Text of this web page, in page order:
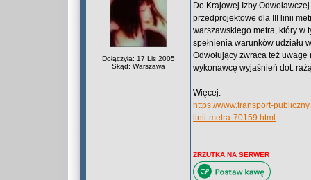
Dołączyła: 17 Lis 2005
Skąd: Warszawa
Do Krajowej Izby
przedprojektowe dla III linii
warszawskiego metra, który w
spełnienia warunków udziału
Odwołujący zwraca też
wykonawcę wyjaśnień dot.
Więcej:
https://www.transport-
linii-metra-70159.html
ZRZUTKA NA SERWER